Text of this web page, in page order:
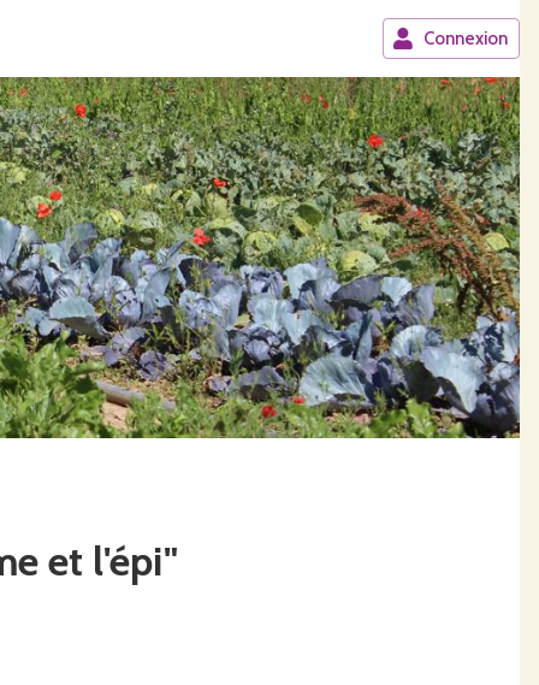
Connexion
et l'épi"